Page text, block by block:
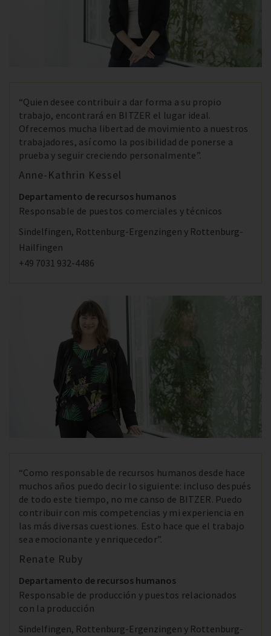
“Quien desee contribuir a dar forma a su propio
trabajo, encontrará en BITZER el lugar ideal.
Ofrecemos mucha libertad de movimiento a nuestros
trabajadores, así como la posibilidad de ponerse a
prueba y seguir creciendo personalmente”.
Anne-Kathrin Kessel
Departamento de recursos humanos
Responsable de puestos comerciales y técnicos
Sindelfingen, Rottenburg-Ergenzingen y Rottenburg-
Hailfingen
+49 7031 932-4486
“Como responsable de recursos humanos desde hace
muchos años puedo decir lo siguiente: incluso después
de todo este tiempo, no me canso de BITZER. Puedo
contribuir con mis competencias y mi experiencia en
las más diversas cuestiones. Esto hace que el trabajo
sea emocionante y enriquecedor”.
Renate Ruby
Departamento de recursos humanos
Responsable de producción y puestos relacionados
con la producción
Sindelfingen, Rottenburg-Ergenzingen y Rottenburg-